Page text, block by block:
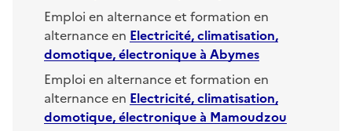
Emploi en alternance et formation en
alternance en Electricité, climatisation,
domotique, électroniqueà Abymes
Emploi en alternance et formation en
alternance en Electricité, climatisation,
domotique, électroniqueà Mamoudzou